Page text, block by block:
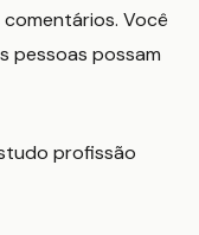
Você
pessoas possam
profissão